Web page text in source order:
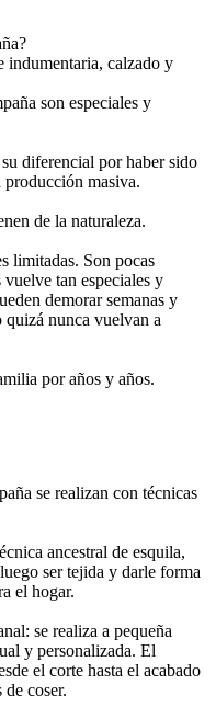
indumentaria, calzado y
son especiales y
diferencial por haber sido
producción masiva.
de la naturaleza.
limitadas. Son pocas
vuelve tan especiales y
demorar semanas y
quizá nunca vuelvan a
por años y años.
se realizan con técnicas
ancestral de esquila,
ser tejida y darle forma
el hogar.
se realiza a pequeña
y personalizada. El
el corte hasta el acabado
de coser.